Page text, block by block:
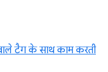
टैग के साथ काम करती